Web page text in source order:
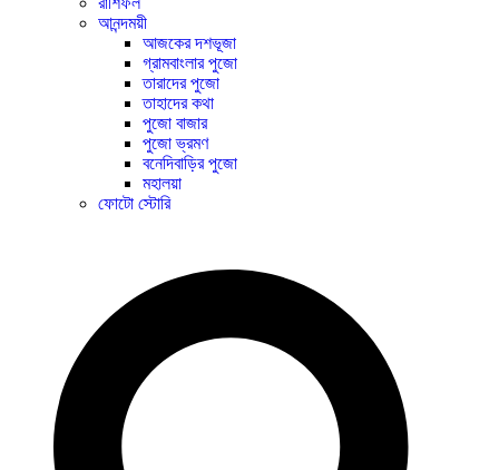
আনন্দময়ী
আজকের দশভূজা
গ্রামবাংলার পুজো
তারাদের পুজো
তাহাদের কথা
পুজো বাজার
পুজো ভ্রমণ
বনেদিবাড়ির পুজো
মহালয়া
ফোটো স্টোরি